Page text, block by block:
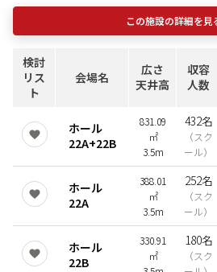
この施設の詳細を見
検討
リス
ト
会場名
広さ
天井高
収容
人数
ホール
22A+22B
831.09
㎡
3.5m
432名
（スク
ール）
ホール
22A
388.01
㎡
3.5m
252名
（スク
ール）
ホール
22B
330.91
㎡
180名
（スク